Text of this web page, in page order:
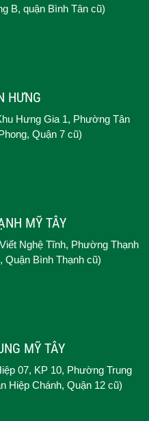
B, quận Bình Tân cũ)
HƯNG
Hưng Gia 1, Phường Tân
Quận 7 cũ)
MỸ TÂY
Nghệ Tĩnh, Phường Thạnh
Quận Bình Thạnh cũ)
MỸ TÂY
07, KP 10, Phường Trung
Hiệp Chánh, Quận 12 cũ)